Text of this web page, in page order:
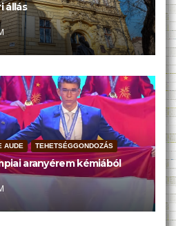
állás
AUDE TEHETSÉGGONDOZÁS
aranyérem kémiából